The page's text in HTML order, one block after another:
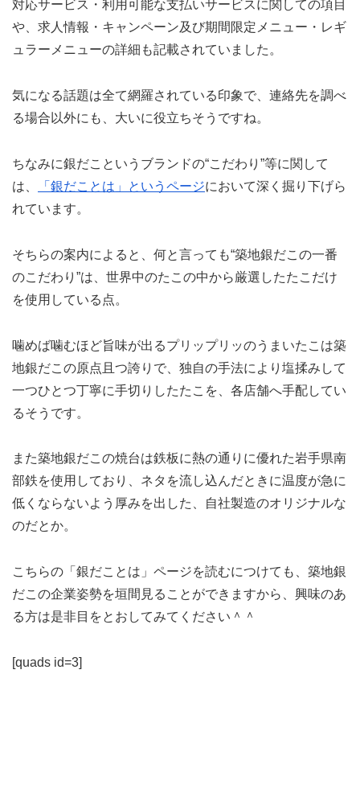
対応サービス・利用可能な支払いサービスに関しての項目
や、求人情報・キャンペーン及び期間限定メニュー・レギ
ュラーメニューの詳細も記載されていました。
気になる話題は全て網羅されている印象で、連絡先を調べ
る場合以外にも、大いに役立ちそうですね。
ちなみに銀だこというブランドの“こだわり”等に関して
は、
「銀だことは」というページにおいて深く掘り下げら
れています。
そちらの案内によると、何と言っても“築地銀だこの一番
のこだわり”は、世界中のたこの中から厳選したたこだけ
を使用している点。
噛めば噛むほど旨味が出るプリップリッのうまいたこは築
地銀だこの原点且つ誇りで、独自の手法により塩揉みして
一つひとつ丁寧に手切りしたたこを、各店舗へ手配してい
るそうです。
また築地銀だこの焼台は鉄板に熱の通りに優れた岩手県南
部鉄を使用しており、ネタを流し込んだときに温度が急に
低くならないよう厚みを出した、自社製造のオリジナルな
のだとか。
こちらの「銀だことは」ページを読むにつけても、築地銀
だこの企業姿勢を垣間見ることができますから、興味のあ
る方は是非目をとおしてみてください＾＾
[quads id=3]